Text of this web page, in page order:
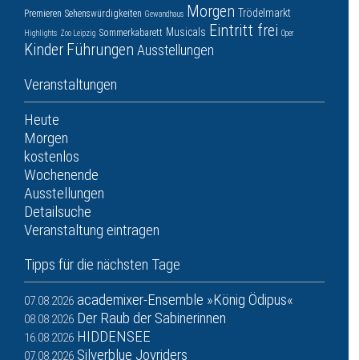
Premieren Sehenswürdigkeiten Gewandhaus Morgen Trödelmarkt
Highlights Zoo Leipzig Sommerkabarett Musicals Eintritt frei Oper
Kinder Führungen Ausstellungen
Veranstaltungen
Heute
Morgen
kostenlos
Wochenende
Ausstellungen
Detailsuche
Veranstaltung eintragen
Tipps für die nächsten Tage
07.08.2026 academixer-Ensemble »König Ödipus«
08.08.2026 Der Raub der Sabinerinnen
16.08.2026 HIDDENSEE
07.08.2026 Silverblue Joyriders